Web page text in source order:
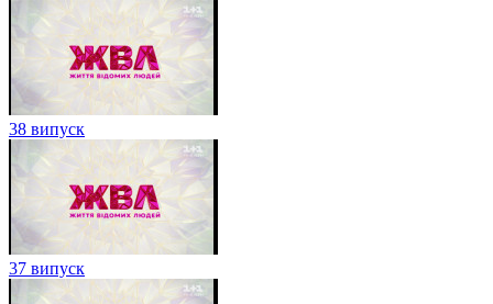
38 випуск
37 випуск